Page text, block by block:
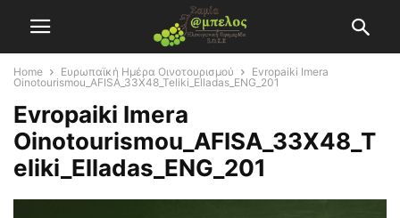
Home Ευρωπαϊκή Ημέρα Οινοτουρισμού
Evropaiki Imera
Oinotourismou_AFISA_33X48_Teliki_Elladas_ENG_201
Evropaiki Imera
Oinotourismou_AFISA_33X48_T
eliki_Elladas_ENG_201